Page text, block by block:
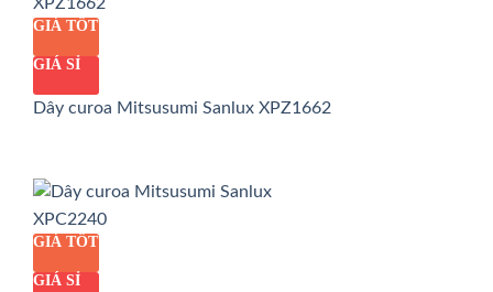
GIÁ TỐT
GIÁ SỈ
Dây curoa Mitsusumi Sanlux XPZ1662
GIÁ TỐT
GIÁ SỈ